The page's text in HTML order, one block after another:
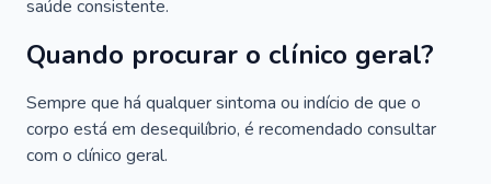
saúde consistente.
Quando procurar o clínico geral?
Sempre que há qualquer sintoma ou indício de que o
corpo está em desequilíbrio, é recomendado consultar
com o clínico geral.